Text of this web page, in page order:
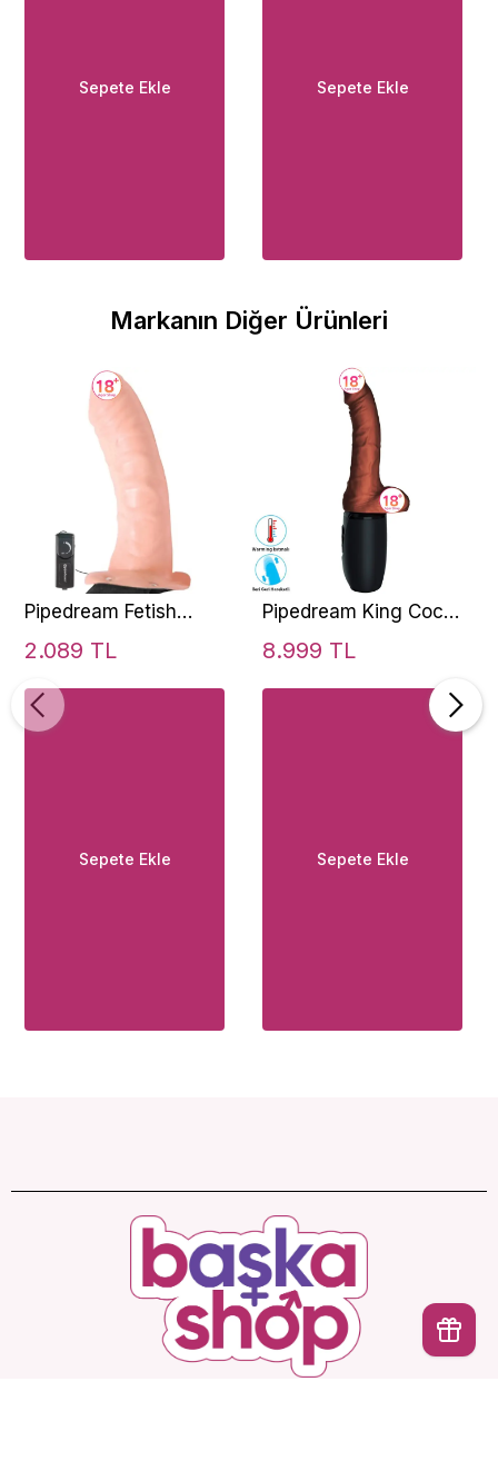
Sepete Ekle Sepete Ekle
Markanın Diğer Ürünleri
Pipedream Fetish
Fantasy Series For
Strap-On Flesh
2.089 TL
Sepete Ekle
Pipedream King Cock
Plus Triple Threat 7.5
Geri Hareketli Penis
8.999 TL
Sepete Ekle